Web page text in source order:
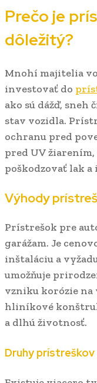
Prečo je
dôležitý?
Mnohí majitelia
investovať do
ako sú dážď,
stav vozidla.
ochranu pred
pred UV
poškodzovať lak
Výhody
Prístrešok pre
garážam. Je
inštaláciu a
umožňuje
vzniku korózie na
hliníkové
a dlhú životnosť.
Druhy